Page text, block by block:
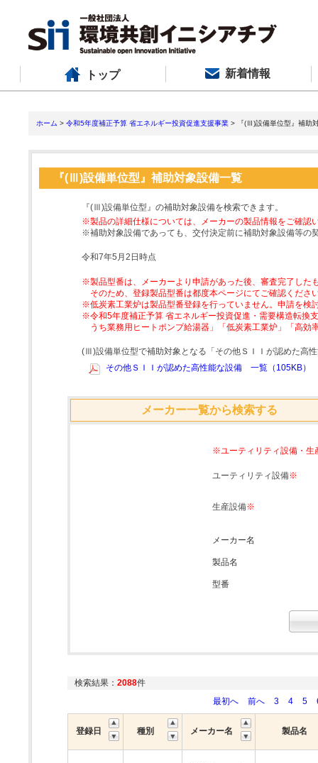
トップ 新着情報
ホーム > 令和5年度補正予算 省エネルギー投資促進支援事業 > 『(Ⅲ)設備単位型』補助
『(Ⅲ)設備単位型』補助対象設備一覧
『(Ⅲ)設備単位型』の補助対象設備を検索できます。
※製品の詳細仕様については、メーカーの製品情報をご確認
※補助対象設備であっても、交付決定前に補助対象設備等の
令和7年5月2日時点
※製品型番は、メーカーより申請があった後、審査完了した
そのため、登録製品型番は都度本ページにてご確認くださ
※低炭素工業炉は製品型番登録を行っていません。申請を検
※令和5年度補正予算 省エネルギー投資促進・需要構造転換
うち業務用ヒートポンプ給湯器」「低炭素工業炉」「高
(Ⅲ)設備単位型で補助対象となる「その他ＳＩＩが認めた高
その他ＳＩＩが認めた高性能な設備 一覧（105KB）
メーカー一覧から検索する
※ユーティリティ設備・生
ユーティリティ設備※
生産設備※
メーカー名
製品名
型番
検索結果： 2088件
最初へ
前へ 3 4 5
登録日 種別 メーカー名 製品名